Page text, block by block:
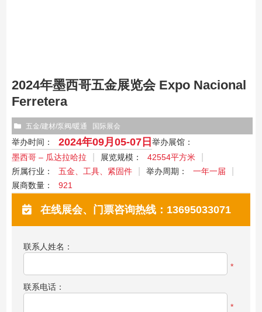
2024年墨西哥五金展览会 Expo Nacional
Ferretera
五金/建材/泵阀/暖通 国际展会
举办时间： 2024年09月05-07日 举办展馆：
墨西哥 – 瓜达拉哈拉
展览规模：
42554平方米
所属行业：
五金、工具、紧固件 举办周期：
一年一届
展商数量：
921
在线展会、门票咨询热线：13695033071
联系人姓名：
*
联系电话：
*